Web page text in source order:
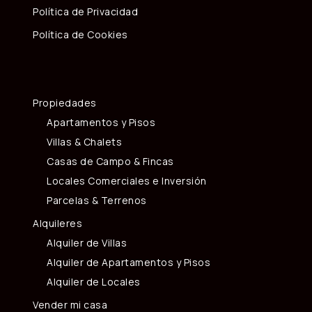
Política de Privacidad
Política de Cookies
Propiedades
Apartamentos y Pisos
Villas & Chalets
Casas de Campo & Fincas
Locales Comerciales e Inversión
Parcelas & Terrenos
Alquileres
Alquiler de Villas
Alquiler de Apartamentos y Pisos
Alquiler de Locales
Vender mi casa